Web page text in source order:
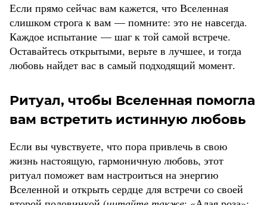
Если прямо сейчас вам кажется, что Вселенная
слишком строга к вам — помните: это не навсегда.
Каждое испытание — шаг к той самой встрече.
Оставайтесь открытыми, верьте в лучшее, и тогда
любовь найдет вас в самый подходящий момент.
Ритуал, чтобы Вселенная помогла
вам встретить истинную любовь
Если вы чувствуете, что пора привлечь в свою
жизнь настоящую, гармоничную любовь, этот
ритуал поможет вам настроиться на энергию
Вселенной и открыть сердце для встречи со своей